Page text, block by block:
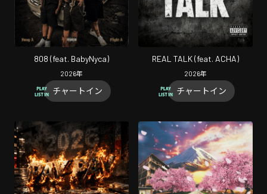
808 (feat. BabyNyca)
2026年
チャートイン
REAL TALK (feat. ACHA)
2026年
チャートイン